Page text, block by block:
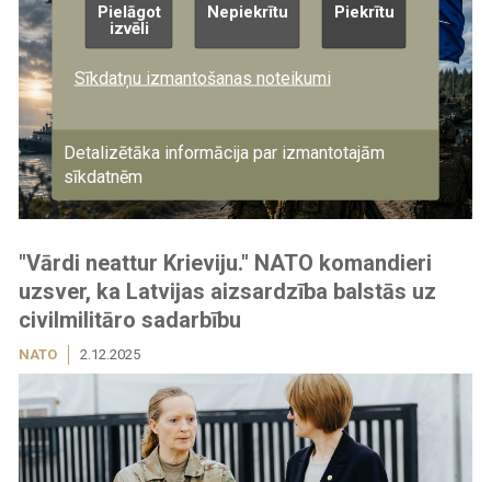
"Vārdi neattur Krieviju." NATO komandieri
uzsver, ka Latvijas aizsardzība balstās uz
civilmilitāro sadarbību
NATO 2.12.2025
Pielāgot
izvēli
Nepiekrītu Piekrītu
Sīkdatņu izmantošanas noteikumi
Detalizētāka informācija par izmantotajām
sīkdatnēm